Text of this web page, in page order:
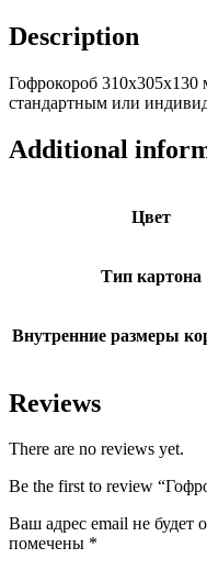
Description
Гофрокороб 310х305х130
стандартным или
Additional
Цвет
Тип картона
Внутренние размеры
Reviews
There are no reviews yet.
Be the first to review
Ваш адрес email не будет
помечены *